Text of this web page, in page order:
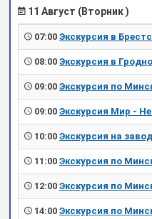
11 Август (Вторник )
07:00 Экскурсия в
08:00 Экскурсия в Гродно
09:00 Экскурсия по
09:00 Экскурсия Мир -
10:00 Экскурсия на
11:00 Экскурсия по
12:00 Экскурсия по
14:00 Экскурсия по